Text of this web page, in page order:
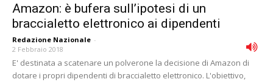
Amazon: è bufera sull’ipotesi di un
braccialetto elettronico ai dipendenti
Redazione Nazionale -
2 Febbraio 2018
E' destinata a scatenare un polverone la decisione di Amazon di
dotare i propri dipendenti di braccialetto elettronico. L'obiettivo,